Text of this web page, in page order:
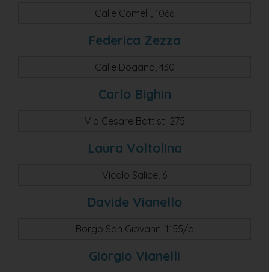
Calle Comelli, 1066
Federica Zezza
Calle Dogana, 430
Carlo Bighin
Via Cesare Battisti 275
Laura Voltolina
Vicolo Salice, 6
Davide Vianello
Borgo San Giovanni 1155/a
Giorgio Vianelli